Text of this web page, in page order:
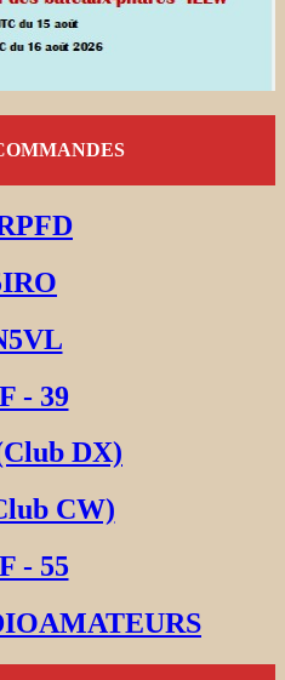
- 39
DX)
CW)
- 55